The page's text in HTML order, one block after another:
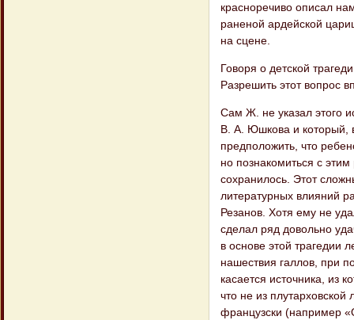
красноречиво описал
раненой ардейской
на сцене.
Говоря о детской
Разрешить этот вопрос
Сам Ж. не указал этого
В. А. Юшкова и который,
предположить, что
но познакомиться с
сохранилось. Этот
литературных влияний
Резанов. Хотя ему не
сделал ряд довольно
в основе этой трагедии
нашествия галлов, при
касается источника, из
что не из
французски (например